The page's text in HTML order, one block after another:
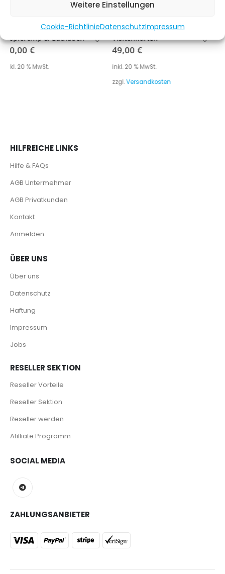
Weitere Einstellungen
Cookie-RichtlinieDatenschutzImpressum
Visitenkarten
49,00
inkl. 20 % MwSt.
Kugelschreiber Softtouch EXCLUSIVE
0,00€
inkl. 20 % MwSt.
zzgl.Versandkosten
HILFREICHE LINKS
Hilfe & FAQs
AGB Untermehmer
AGB Privatkunden
Kontakt
Anmelden
ÜBER UNS
Über uns
Datenschutz
Haftung
Impressum
Jobs
RESELLER SEKTION
Reseller Vorteile
Reseller Sektion
Reseller werden
Afilliate Programm
SOCIAL MEDIA
ZAHLUNGSANBIETER